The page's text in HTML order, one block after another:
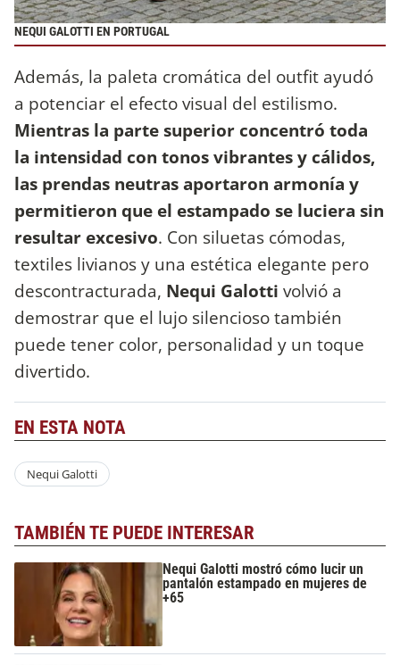
NEQUI GALOTTI EN PORTUGAL
Además, la paleta cromática del outfit ayudó
a potenciar el efecto visual del estilismo.
Mientras la parte superior concentró toda
la intensidad con tonos vibrantes y cálidos,
las prendas neutras aportaron armonía y
permitieron que el estampado se luciera sin
resultar excesivo. Con siluetas cómodas,
textiles livianos y una estética elegante pero
descontracturada, Nequi Galotti volvió a
demostrar que el lujo silencioso también
puede tener color, personalidad y un toque
divertido.
EN ESTA NOTA
Nequi Galotti
TAMBIÉN TE PUEDE INTERESAR
Nequi Galotti mostró cómo lucir un
pantalón estampado en mujeres de
+65